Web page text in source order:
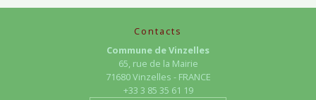
Contacts
Commune de Vinzelles
65, rue de la Mairie
71680 Vinzelles - FRANCE
+33 3 85 35 61 19